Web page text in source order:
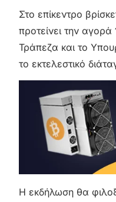
Στο επίκεντρο
προτείνει την αγορά
Τράπεζα και το
το εκτελεστικό
Η εκδήλωση θα